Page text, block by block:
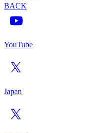
BACK
YouTube
Japan